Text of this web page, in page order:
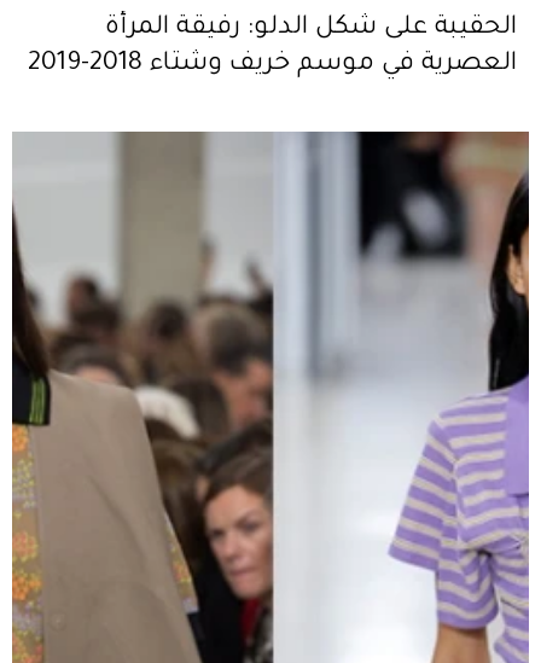
الحقيبة على شكل الدلو: رفيقة المرأة
العصرية في موسم خريف وشتاء 2018-2019